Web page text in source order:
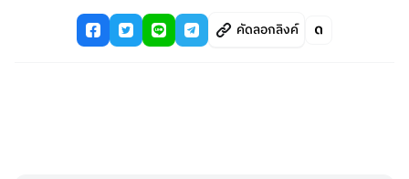
คัดลอกลิงค์